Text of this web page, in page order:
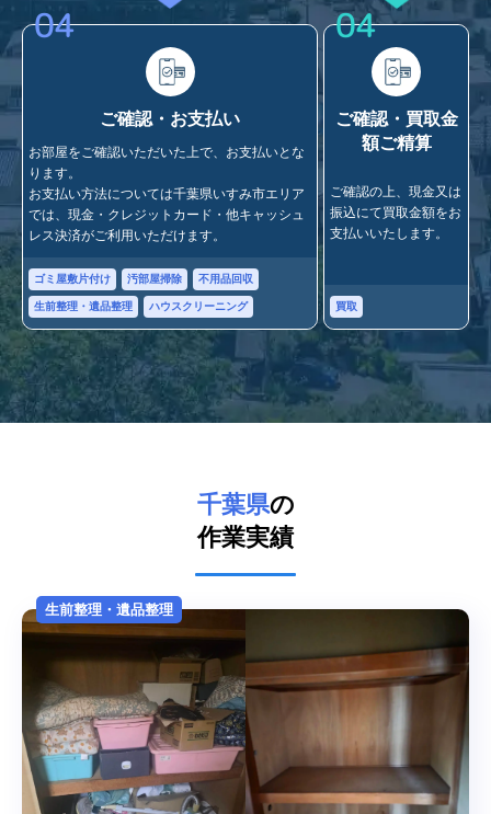
04
ご確認・お支払い
お部屋をご確認いただいた上で、お支払いとな
ります。
お支払い方法については千葉県いすみ市エリア
では、現金・クレジットカード・他キャッシュ
レス決済がご利用いただけます。
ゴミ屋敷片付け 汚部屋掃除 不用品回収
生前整理・遺品整理 ハウスクリーニング
04
ご確認・買取金
額ご精算
ご確認の上、現金又は
振込にて買取金額をお
支払いいたします。
買取
千葉県の
作業実績
生前整理・遺品整理